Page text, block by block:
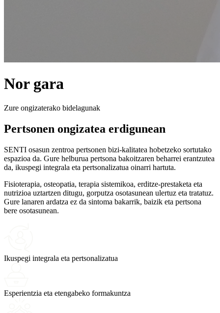
Nor gara
Zure ongizaterako bidelagunak
Pertsonen ongizatea erdigunean
SENTI osasun zentroa pertsonen bizi-kalitatea hobetzeko sortutako
espazioa da. Gure helburua pertsona bakoitzaren beharrei erantzutea
da, ikuspegi integrala eta pertsonalizatua oinarri hartuta.
Fisioterapia, osteopatia, terapia sistemikoa, erditze-prestaketa eta
nutrizioa uztartzen ditugu, gorputza osotasunean ulertuz eta tratatuz.
Gure lanaren ardatza ez da sintoma bakarrik, baizik eta pertsona
bere osotasunean.
Ikuspegi integrala eta pertsonalizatua
Esperientzia eta etengabeko formakuntza